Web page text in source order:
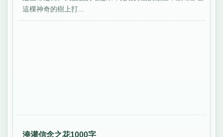
這棵神奇的樹上打...
澆灌信念之花1000字